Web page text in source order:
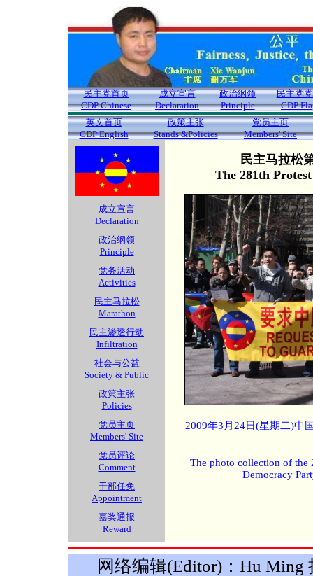
民主党首页
CDP Chinese
成立宣言
Declaration
政治纲领
Principle
民主党
CDP
英文首页
CDP English
政策主张
Stands &Policies
党员主页
Members' Site
成立宣言
Declaration
政治纲领
Principle
党务活动
Activities
民主马拉松
Marathon
民主渗透行动
Infiltration
社会与公益
Society & Public
政策主张
Policies
党员主页
Members' Site
党员评论
Comment
干部任免
Appointment
嘉奖通报
Reward
民主马拉松
The 281th
2009年3月24日(星期二)中
The photo collection of the
Democracy
网络编辑(Editor)：Hu Ming